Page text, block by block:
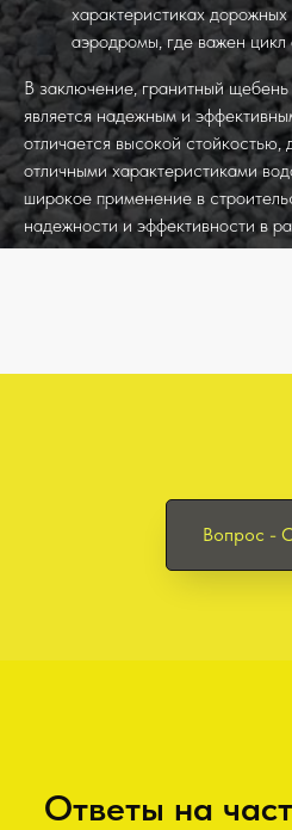
характеристиках дорожных
аэродромы, где важен
В заключение, гранитный
является надежным и
отличается высокой стойкостью,
отличными характеристиками
широкое применение в
надежности и эффективности в
применения.
Вопрос -
Ответы на